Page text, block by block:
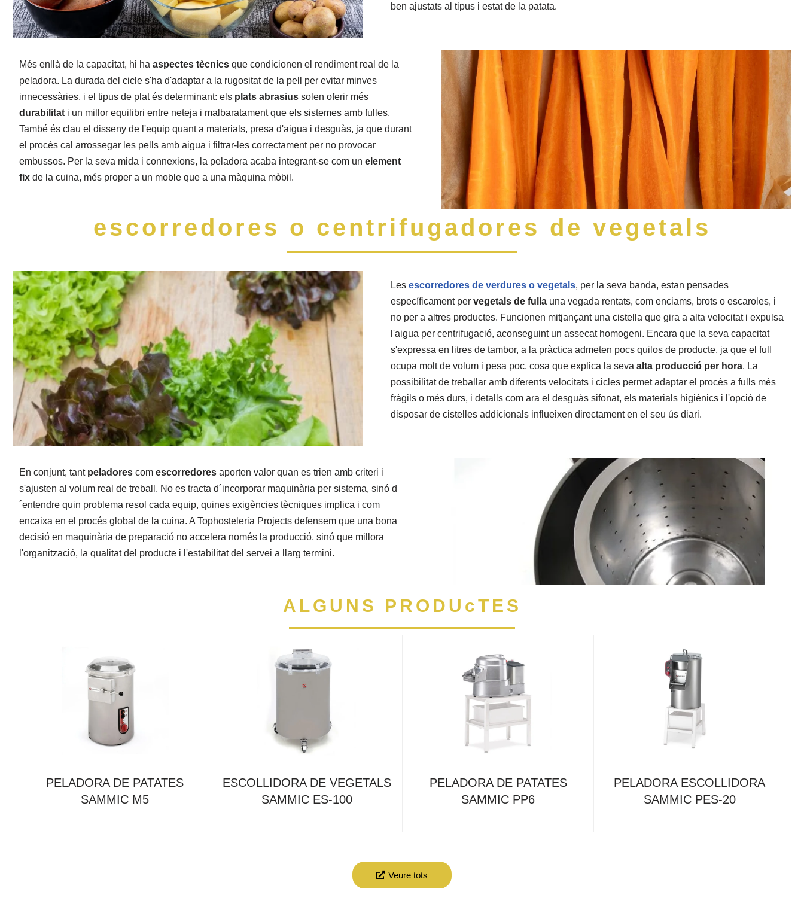
ben ajustats al tipus i estat de la patata.
Més enllà de la capacitat, hi ha aspectes tècnics que condicionen el rendiment real de la
peladora. La durada del cicle s'ha d'adaptar a la rugositat de la pell per evitar minves
innecessàries, i el tipus de plat és determinant: els plats abrasius solen oferir més
durabilitat i un millor equilibri entre neteja i malbaratament que els sistemes amb fulles.
També és clau el disseny de l'equip quant a materials, presa d'aigua i desguàs, ja que durant
el procés cal arrossegar les pells amb aigua i filtrar-les correctament per no provocar
embussos. Per la seva mida i connexions, la peladora acaba integrant-se com un element
fix de la cuina, més proper a un moble que a una màquina mòbil.
escorredores o centrifugadores de vegetals
Les escorredores de verdures o vegetals, per la seva banda, estan pensades
específicament per vegetals de fullauna vegada rentats, com enciams, brots o escaroles, i
no per a altres productes. Funcionen mitjançant una cistella que gira a alta velocitat i expulsa
l'aigua per centrifugació, aconseguint un assecat homogeni. Encara que la seva capacitat
s'expressa en litres de tambor, a la pràctica admeten pocs quilos de producte, ja que el full
ocupa molt de volum i pesa poc, cosa que explica la seva alta producció per hora. La
possibilitat de treballar amb diferents velocitats i cicles permet adaptar el procés a fulls més
fràgils o més durs, i detalls com ara el desguàs sifonat, els materials higiènics i l'opció de
disposar de cistelles addicionals influeixen directament en el seu ús diari.
En conjunt, tant peladores com escorredores aporten valor quan es trien amb criteri i
s'ajusten al volum real de treball. No es tracta d´incorporar maquinària per sistema, sinó d
´entendre quin problema resol cada equip, quines exigències tècniques implica i com
encaixa en el procés global de la cuina. A Tophosteleria Projects defensem que una bona
decisió en maquinària de preparació no accelera només la producció, sinó que millora
l'organització, la qualitat del producte i l'estabilitat del servei a llarg termini.
ALGUNS PRODUcTES
PELADORA DE PATATES
SAMMIC M5
ESCOLLIDORA DE VEGETALS
SAMMIC ES-100
PELADORA DE PATATES
SAMMIC PP6
PELADORA ESCOLLIDORA
SAMMIC PES-20
Veure tots